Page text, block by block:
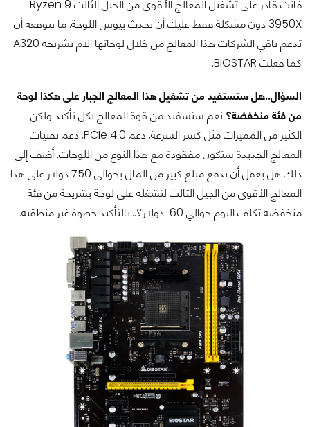
فأنت قادر على تشغيل المعالج الأقوى من الجيل الثالث Ryzen 9
3950X دون مشكلة فقط عليك أن تحدث بيوس اللوحة. ما نتوقعه أن
تدعم باقي الشركات هذا المعالج من خلال لوحاتها الام بشريحة A320
كما فعلت BIOSTAR.
السؤال..هل ستستفيد من تشغيل هذا المعالج الجبار على هكذا لوحة
من فئة منخفضة؟ نعم ستسفيد من قوة المعالج بكل تأكيد ولكن
الكثير من المميزات مثل كسر السرعة, دعم PCIe 4.0, دعم تقنيات
المعالج الجديدة ستكون مفقودة مع هذا النوع من اللوحات. أضف إلى
ذلك هل يعقل أن تدفع مبلغ كبير من المال بحوالي 750 دولار على هذا
المعالج الأقوى من الجيل الثالث لتشغله على لوحة بشريحة من فئة
منخفضة تكلف اليوم حوالي 60 دولار؟...بالتأكيد خطوة غير منطقية.